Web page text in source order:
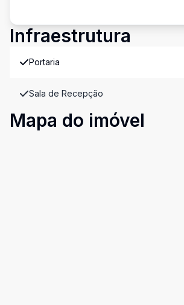
Infraestrutura
Portaria
Sala de Recepção
Mapa do imóvel